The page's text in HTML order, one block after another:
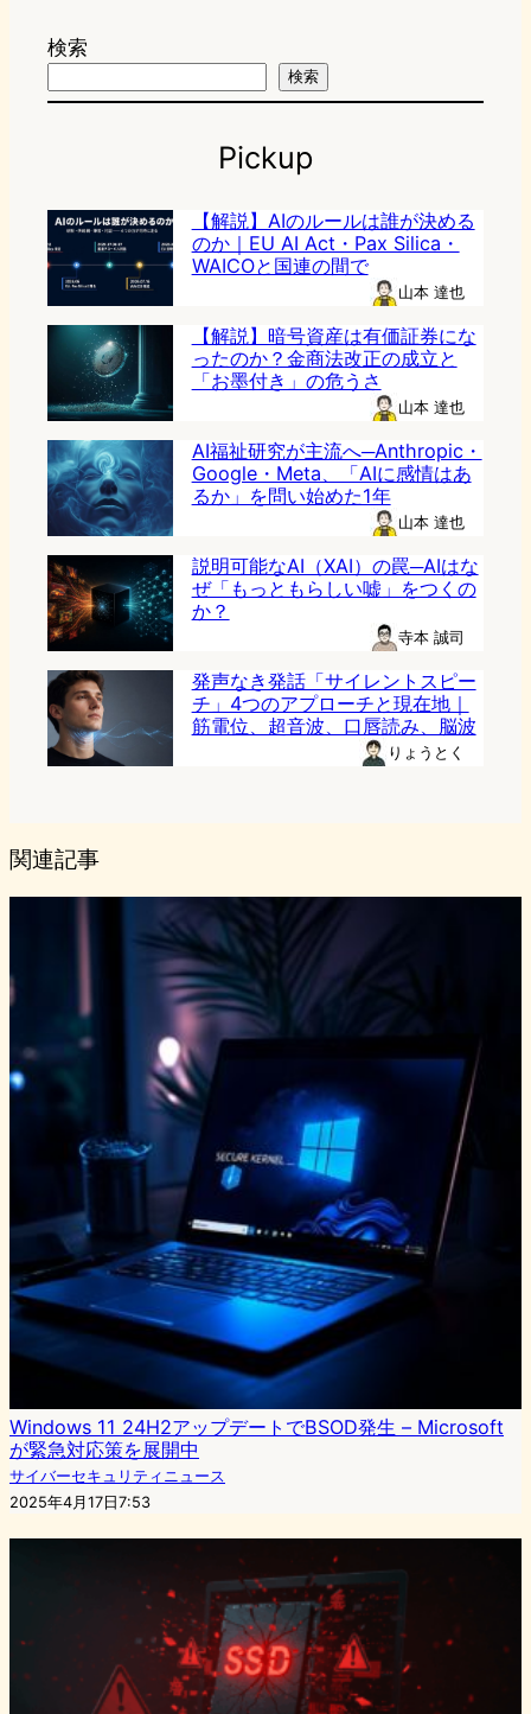
検索
検索
Pickup
【解説】AIのルールは誰が決める
のか｜EU AI Act・Pax Silica・
WAICOと国連の間で
山本 達也
【解説】暗号資産は有価証券にな
ったのか？金商法改正の成立と
「お墨付き」の危うさ
山本 達也
AI福祉研究が主流へ─Anthropic・
Google・Meta、「AIに感情はあ
るか」を問い始めた1年
山本 達也
説明可能なAI（XAI）の罠─AIはな
ぜ「もっともらしい嘘」をつくの
か？
寺本 誠司
発声なき発話「サイレントスピー
チ」4つのアプローチと現在地｜
筋電位、超音波、口唇読み、脳波
りょうとく
関連記事
Windows 11 24H2アップデートでBSOD発生 – Microsoft
が緊急対応策を展開中
サイバーセキュリティニュース
2025年4月17日7:53